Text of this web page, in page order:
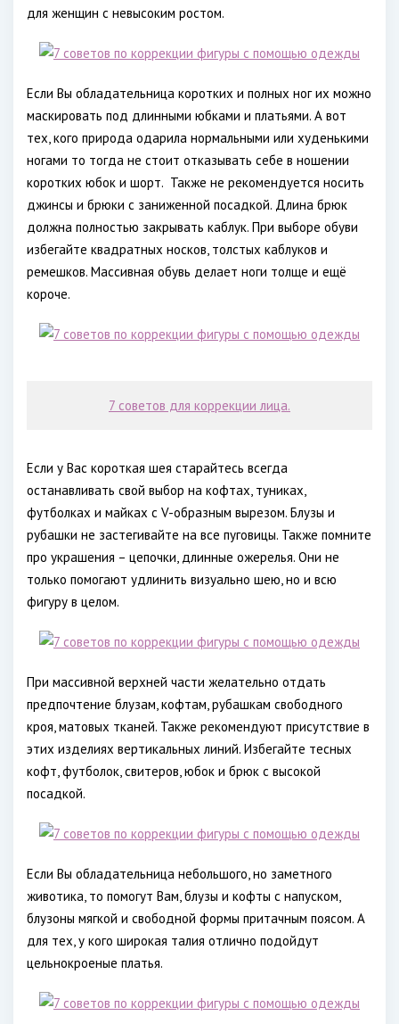
для женщин с невысоким ростом.
Если Вы обладательница коротких и полных ног их можно
маскировать под длинными юбками и платьями. А вот
тех, кого природа одарила нормальными или худенькими
ногами то тогда не стоит отказывать себе в ношении
коротких юбок и шорт. Также не рекомендуется носить
джинсы и брюки с заниженной посадкой. Длина брюк
должна полностью закрывать каблук. При выборе обуви
избегайте квадратных носков, толстых каблуков и
ремешков. Массивная обувь делает ноги толще и ещё
короче.
7 советов для коррекции лица.
Если у Вас короткая шея старайтесь всегда
останавливать свой выбор на кофтах, туниках,
футболках и майках с V-образным вырезом. Блузы и
рубашки не застегивайте на все пуговицы. Также помните
про украшения – цепочки, длинные ожерелья. Они не
только помогают удлинить визуально шею, но и всю
фигуру в целом.
При массивной верхней части желательно отдать
предпочтение блузам, кофтам, рубашкам свободного
кроя, матовых тканей. Также рекомендуют присутствие в
этих изделиях вертикальных линий. Избегайте тесных
кофт, футболок, свитеров, юбок и брюк с высокой
посадкой.
Если Вы обладательница небольшого, но заметного
животика, то помогут Вам, блузы и кофты с напуском,
блузоны мягкой и свободной формы притачным поясом. А
для тех, у кого широкая талия отлично подойдут
цельнокроеные платья.